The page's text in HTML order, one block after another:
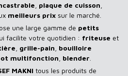
plaque de cuisson
meilleurs prix sur le marché.
une large gamme de petits
facilite votre quotidien : friteuse et
grille-pain bouilloire
multifonction blender
MAKNI tous les produits de